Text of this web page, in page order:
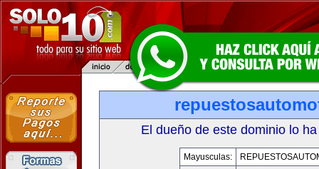
El dueño de este dominio lo
Mayusculas: